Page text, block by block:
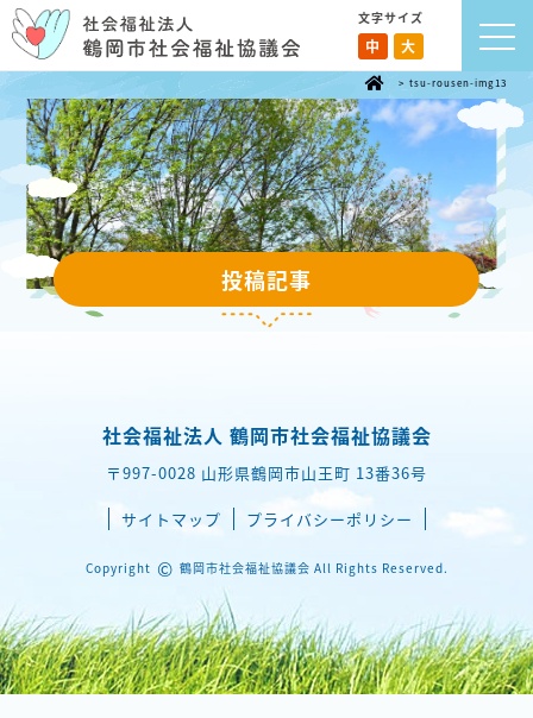
文字サイズ
中 大
> tsu-rousen-img13
投稿記事
社会福祉法人 鶴岡市社会福祉協議会
〒997-0028 山形県鶴岡市山王町 13番36号
サイトマップ プライバシーポリシー
Copyright © 鶴岡市社会福祉協議会 All Rights Reserved.